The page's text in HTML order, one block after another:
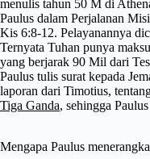
menulis tahun 50 M di
Paulus dalam Perjalanan
Kis 6:8-12. Pelayanannya
Ternyata Tuhan punya
yang berjarak 90 Mil dari
Paulus tulis surat kepada
laporan dari Timotius,
Tiga Ganda, sehingga
Mengapa Paulus